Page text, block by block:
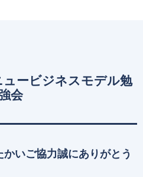
ービジネスモデル勉
会
いご協力誠にありがとう